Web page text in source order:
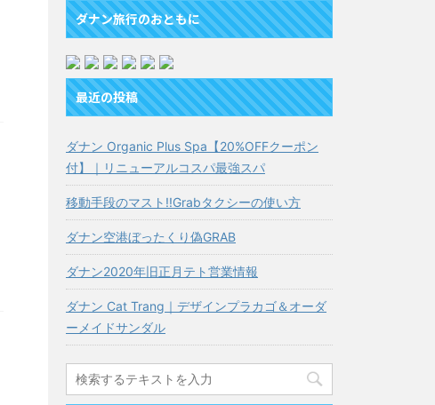
ダナン旅行のおともに
最近の投稿
ダナン Organic Plus Spa【20%OFFクーポン
付】｜リニューアルコスパ最強スパ
移動手段のマスト!!Grabタクシーの使い方
ダナン空港ぼったくり偽GRAB
ダナン2020年旧正月テト営業情報
ダナン Cat Trang｜デザインプラカゴ＆オーダ
ーメイドサンダル